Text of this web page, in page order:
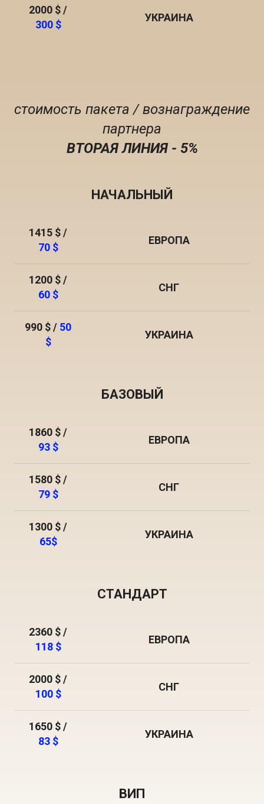
УКРАИНА
2000 $ /
300 $
стоимость пакета / вознаграждение
партнера
ВТОРАЯ ЛИНИЯ - 5%
НАЧАЛЬНЫЙ
ЕВРОПА
1415 $ /
70 $
СНГ
1200 $ /
60 $
УКРАИНА
990 $ / 50
$
БАЗОВЫЙ
ЕВРОПА
1860 $ /
93 $
СНГ
1580 $ /
79 $
УКРАИНА
1300 $ /
65$
СТАНДАРТ
ЕВРОПА
2360 $ /
118 $
СНГ
2000 $ /
100 $
УКРАИНА
1650 $ /
83 $
ВИП